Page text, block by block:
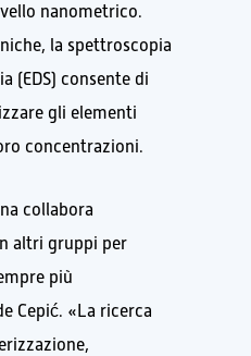
nanometrico.
la spettroscopia
(EDS) consente di
gli elementi
concentrazioni.
collabora
altri gruppi per
più
Cepić. «La ricerca